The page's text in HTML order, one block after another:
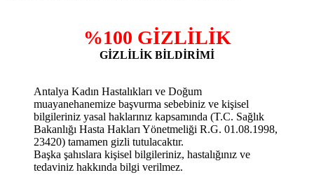
%100 GİZLİLİK
GİZLİLİK BİLDİRİMİ
Antalya Kadın Hastalıkları ve Doğum
muayanehanemize başvurma sebebiniz ve kişisel
bilgileriniz yasal haklarınız kapsamında (T.C. Sağlık
Bakanlığı Hasta Hakları Yönetmeliği R.G. 01.08.1998,
23420) tamamen gizli tutulacaktır.
Başka şahıslara kişisel bilgileriniz, hastalığınız ve
tedaviniz hakkında bilgi verilmez.